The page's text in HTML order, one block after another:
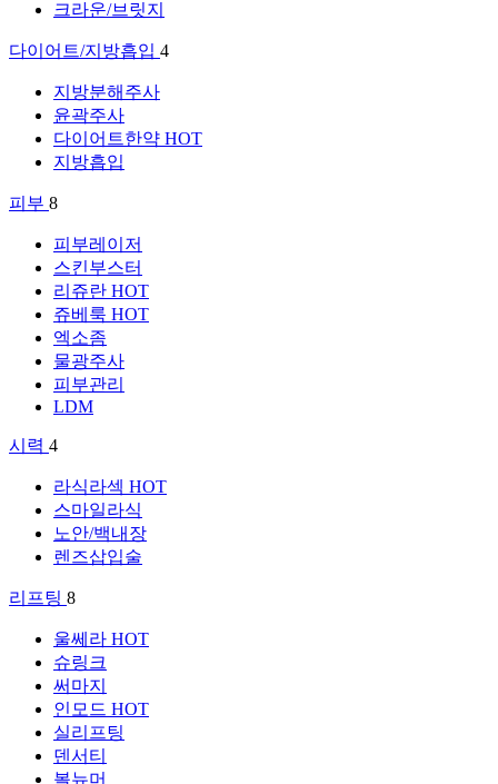
크라운/브릿지
다이어트/지방흡입 4
지방분해주사
윤곽주사
다이어트한약 HOT
지방흡입
피부 8
피부레이저
스킨부스터
리쥬란 HOT
쥬베룩 HOT
엑소좀
물광주사
피부관리
LDM
시력 4
라식라섹 HOT
스마일라식
노안/백내장
렌즈삽입술
리프팅 8
울쎄라 HOT
슈링크
써마지
인모드 HOT
실리프팅
덴서티
볼뉴머